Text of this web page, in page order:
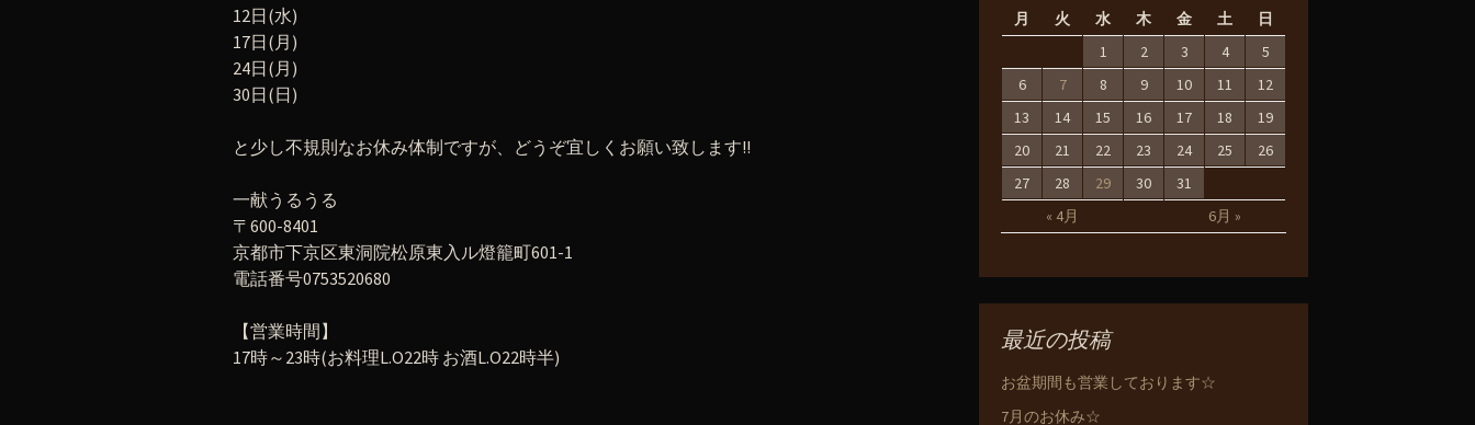
12日(水)
17日(月)
24日(月)
30日(日)
と少し不規則なお休み体制ですが、どうぞ宜しくお願い致します!!
一献うるうる
〒600-8401
京都市下京区東洞院松原東入ル燈籠町601-1
電話番号0753520680
【営業時間】
17時～23時(お料理L.O22時 お酒L.O22時半)
月
火 水 木 金 土 日
« 4月 6月 »
1 2 3 4
5
6
7 8 9 10 11
12
13
14 15 16 17 18
19
20
21 22 23 24 25
26
27
28 29 30 31
最近の投稿
お盆期間も営業しております☆
7月のお休み☆